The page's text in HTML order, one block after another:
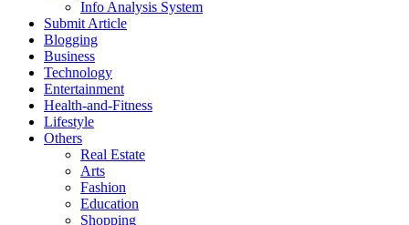
Info Analysis System
Submit Article
Blogging
Business
Technology
Entertainment
Health-and-Fitness
Lifestyle
Others
Real Estate
Arts
Fashion
Education
Shopping